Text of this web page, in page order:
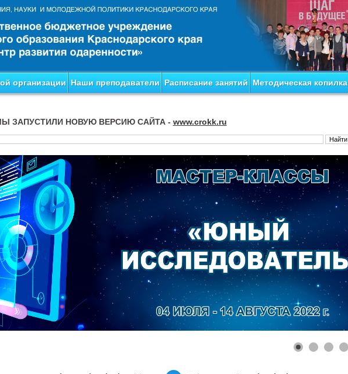
организации Наши преподаватели Расписание занятий Методическая копилка
ЗАПУСТИЛИ НОВУЮ ВЕРСИЮ САЙТА - www.crokk.ru